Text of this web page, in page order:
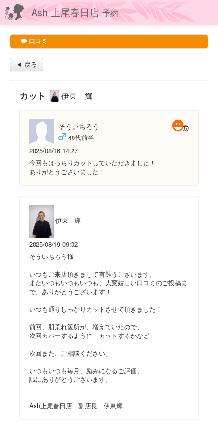
Ash 上尾春日店予約
口コミ
◄ 戻る
カット 伊東 輝
そういちろう
40代前半
2025/08/16 14:27
今回もばっちりカットしていただきました！
ありがとうございました！
伊東 輝
2025/08/19 09:32
そういちろう様
いつもご来店頂きまして有難うございます。
またいつもいつもいつも、大変嬉しい口コミのご投稿ま
で、ありがとうございます！
いつも通りしっかりカットさせて頂きました！
前回、肌荒れ箇所が、増えていたので、
次回カバーするように、カットするかなど
次回また、ご相談ください。
いつもいつも毎月、励みになるご評価、
誠にありがとうございます。
Ash上尾春日店 副店長 伊東輝